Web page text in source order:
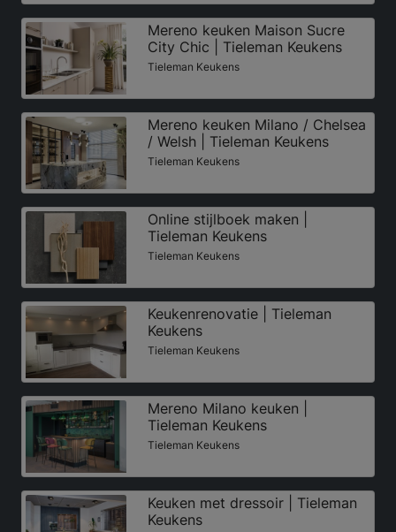
Mereno keuken Maison Sucre
City Chic | Tieleman Keukens
Tieleman Keukens
Mereno keuken Milano / Chelsea
/ Welsh | Tieleman Keukens
Tieleman Keukens
Online stijlboek maken |
Tieleman Keukens
Tieleman Keukens
Keukenrenovatie | Tieleman
Keukens
Tieleman Keukens
Mereno Milano keuken |
Tieleman Keukens
Tieleman Keukens
Keuken met dressoir | Tieleman
Keukens